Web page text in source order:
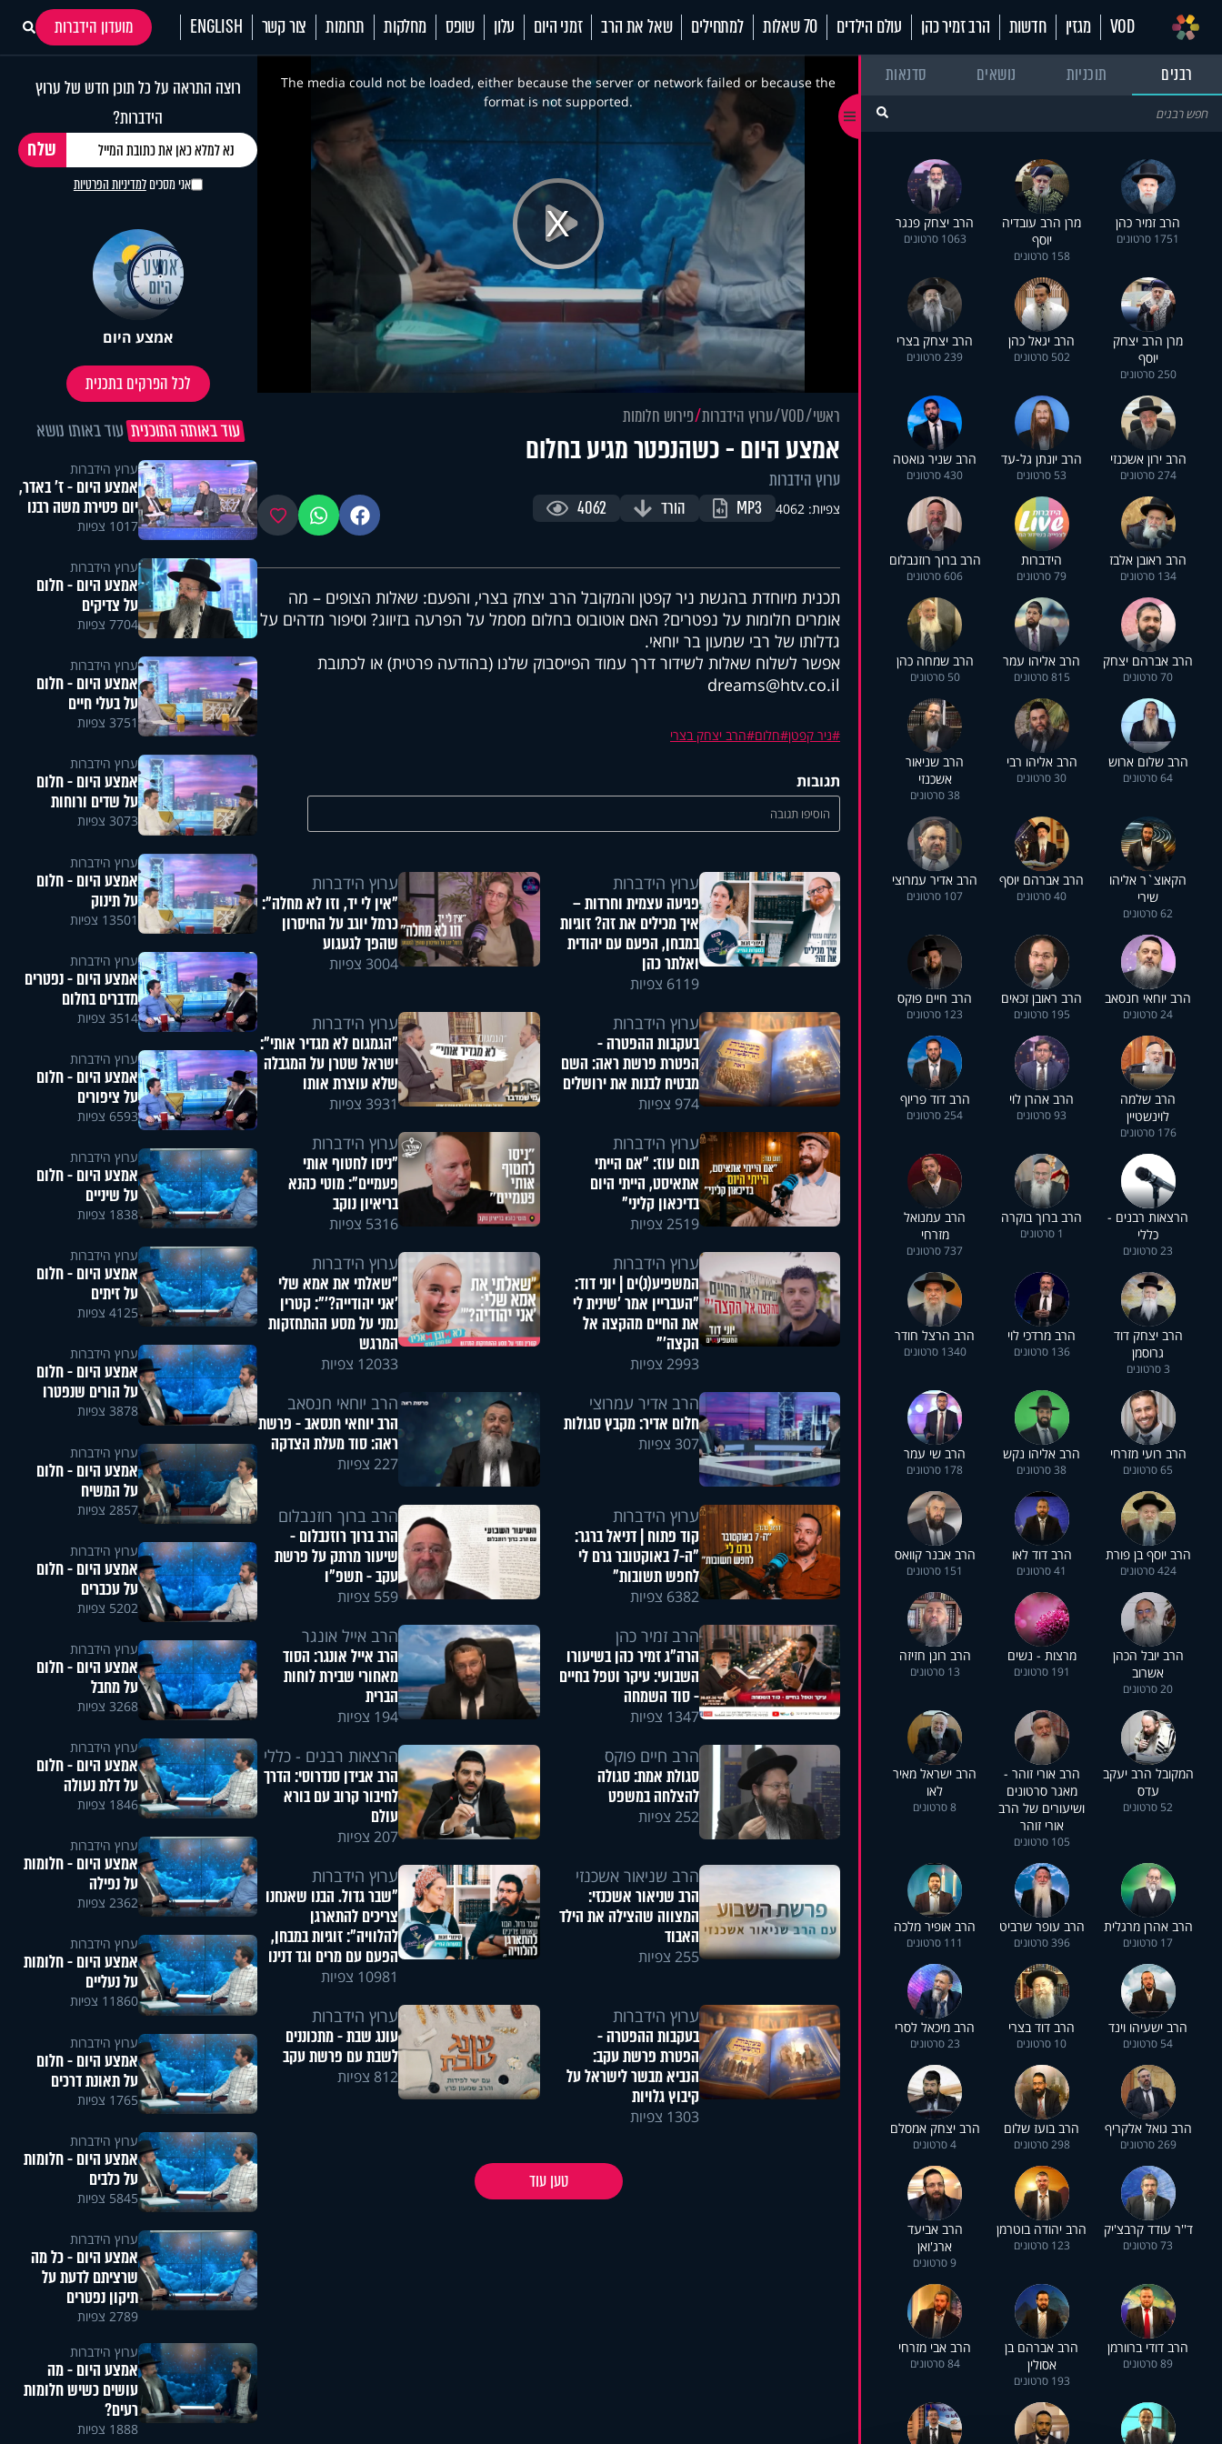
VOD מגזין חדשות הרב זמיר כהן עולם הילדים 70 שאלות למתחילים שאל את הרב זמני היום עלון שופס מחלקות תרומות צור קשר ENGLISH
מועדון הידברות
רבנים
תוכניות נושאים סדנאות
הרב זמיר כהן
1751 סרטונים
מרן הרב עובדיה
יוסף
158 סרטונים
הרב יצחק פנגר
1063 סרטונים
מרן הרב יצחק
יוסף
250 סרטונים
הרב יגאל כהן
502 סרטונים
הרב יצחק בצרי
239 סרטונים
הרב ירון אשכנזי
274 סרטונים
הרב יונתן גל-עד
53 סרטונים
הרב שניר גואטה
430 סרטונים
הרב ראובן אלבז
134 סרטונים
הידברות
79 סרטונים
הרב ברוך רוזנבלום
606 סרטונים
הרב אברהם יצחק
70 סרטונים
הרב אליהו עמר
815 סרטונים
הרב שמחה כהן
50 סרטונים
הרב שלום ארוש
64 סרטונים
הרב אליהו רבי
30 סרטונים
הרב שניאור
אשכנזי
38 סרטונים
הקאוצ`ר אליהו
שירי
62 סרטונים
הרב אברהם יוסף
40 סרטונים
הרב אדיר עמרוצי
107 סרטונים
הרב יוחאי חנסאב
24 סרטונים
הרב ראובן זכאים
195 סרטונים
הרב חיים פוקס
123 סרטונים
הרב שלמה
לוינשטיין
176 סרטונים
הרב אהרן לוי
93 סרטונים
הרב דוד פריוף
254 סרטונים
הרצאות רבנים -
כללי
23 סרטונים
הרב ברוך בוקרה
1 סרטונים
הרב עמנואל
מזרחי
737 סרטונים
הרב יצחק דוד
גרוסמן
3 סרטונים
הרב מרדכי לוי
136 סרטונים
הרב הרצל חודר
1340 סרטונים
הרב רועי מזרחי
65 סרטונים
הרב אליהו נקש
38 סרטונים
הרב שי עמר
178 סרטונים
הרב יוסף בן פורת
424 סרטונים
הרב דוד לאו
41 סרטונים
הרב אבנר קוואס
151 סרטונים
הרב יובל הכהן
אשרוב
20 סרטונים
מרצות - נשים
191 סרטונים
הרב רונן חזיזה
13 סרטונים
המקובל הרב יעקב
עדס
52 סרטונים
הרב אורי זוהר -
מאגר סרטונים
ושיעורים של הרב
אורי זוהר
105 סרטונים
הרב ישראל מאיר
לאו
8 סרטונים
הרב אהרן מרגלית
17 סרטונים
הרב עופר שרביט
396 סרטונים
הרב אופיר מלכה
111 סרטונים
הרב ישעיהו וינד
54 סרטונים
הרב דוד בצרי
10 סרטונים
הרב מיכאל לסרי
23 סרטונים
הרב גואל אלקריף
269 סרטונים
הרב בועז שלום
298 סרטונים
הרב יצחק אמסלם
4 סרטונים
ד''ר עודד קרבצ'יק
73 סרטונים
הרב יהודה בוטרמן
123 סרטונים
הרב אביעד
ארג'ואן
9 סרטונים
הרב דודי ברוורמן
89 סרטונים
הרב אברהם בן
אסולין
193 סרטונים
הרב אבי מזרחי
84 סרטונים
Play
Video
This
modalThe media could not be loaded, either because the server or network failed or because the
format is not supported.
ראשי VOD ערוץ הידברות פירוש חלומות
אמצע היום - כשהנפטר מגיע בחלום
ערוץ הידברות
צפיות: 4062 MP3 הורד 4062 פייסבוקווטסאפ מועדפים
תכנית מיוחדת בהגשת ניר קפטן והמקובל הרב יצחק בצרי, והפעם: שאלות הצופים – מה
אומרים חלומות על נפטרים? האם אוטובוס בחלום מסמל על הפרעה בזיווג? וסיפור מדהים על
גדלותו של רבי שמעון בר יוחאי.
אפשר לשלוח שאלות לשידור דרך עמוד הפייסבוק שלנו (בהודעה פרטית) או לכתובת
dreams@htv.co.il
ניר קפטן חלום הרב יצחק בצרי
תגובות
הוסיפו תגובה
ערוץ הידברות
פגיעה עצמית וחרדות –
איך מכילים את זה? זוגיות
במבחן, הפעם עם יהודית
ואלתר כהן
6119 צפיות
ערוץ הידברות
"אין לי יד, וזו לא מחלה":
כרמל יוגב על החיסרון
שהפך לגעגוע
3004 צפיות
ערוץ הידברות
בעקבות ההפטרה -
הפטרת פרשת ראה: השם
מבטיח לבנות את ירושלים
974 צפיות
ערוץ הידברות
"הגמגום לא מגדיר אותי":
ישראל שטרן על המגבלה
שלא עוצרת אותו
3931 צפיות
ערוץ הידברות
תום עוז: "אם הייתי
אתאיסט, הייתי היום
בדיכאון קליני"
2519 צפיות
ערוץ הידברות
"ניסו לחטוף אותי
פעמיים": מוטי כהנא
בריאיון נוקב
5316 צפיות
ערוץ הידברות
המשפיע(נ)ים | יוני דוד:
"העבריין אמר 'שינית לי
את החיים מהקצה אל
הקצה'"
2993 צפיות
ערוץ הידברות
"שאלתי את אמא שלי
'אני יהודייה?'": קטרין
נמני על מסע ההתחזקות
המרגש
12033 צפיות
הרב אדיר עמרוצי
חלום אדיר: מקבץ סגולות
307 צפיות
הרב יוחאי חנסאב
הרב יוחאי חנסאב - פרשת
ראה: סוד מעלת הצדקה
227 צפיות
ערוץ הידברות
קוד פתוח | דניאל ברגר:
"ה-7 באוקטובר גרם לי
לחפש תשובות"
6382 צפיות
הרב ברוך רוזנבלום
הרב ברוך רוזנבלום -
שיעור מרתק על פרשת
עקב - תשפ"ו
559 צפיות
הרב זמיר כהן
הרה"ג זמיר כהן בשיעורו
השבועי: עיקר וטפל בחיים
- סוד השמחה
1347 צפיות
הרב אייל אונגר
הרב אייל אונגר: הסוד
מאחורי שבירת לוחות
הברית
194 צפיות
הרב חיים פוקס
סגולת אמת: סגולה
להצלחה במשפט
252 צפיות
הרצאות רבנים - כללי
הרב אבידן סנדרוסי: הדרך
לחיבור קרוב עם בורא
עולם
207 צפיות
הרב שניאור אשכנזי
הרב שניאור אשכנזי:
המצווה שהצילה את הילד
האבוד
255 צפיות
ערוץ הידברות
"שבר גדול. הבנו שאנחנו
צריכים להתארגן
להלוויה": זוגיות במבחן,
הפעם עם מרים וגד דנינו
10981 צפיות
ערוץ הידברות
בעקבות ההפטרה -
הפטרת פרשת עקב:
הנביא מבשר לישראל על
קיבוץ גלויות
1303 צפיות
ערוץ הידברות
עונג שבת - מתכוננים
לשבת עם פרשת עקב
812 צפיות
טען עוד
רוצה התראה על כל תוכן חדש של ערוץ
הידברות?
אני מסכיםלמדיניות הפרטיות
אמצע היום
לכל הפרקים בתכנית
עוד באותה התוכנית עוד באותו נושא
ערוץ הידברות
אמצע היום - ז' באדר,
יום פטירת משה רבנו
1017 צפיות
ערוץ הידברות
אמצע היום - חלום
על צדיקים
7704 צפיות
ערוץ הידברות
אמצע היום - חלום
על בעלי חיים
3751 צפיות
ערוץ הידברות
אמצע היום - חלום
על שדים ורוחות
3073 צפיות
ערוץ הידברות
אמצע היום - חלום
על תינוק
13501 צפיות
ערוץ הידברות
אמצע היום - נפטרים
מדברים בחלום
3514 צפיות
ערוץ הידברות
אמצע היום - חלום
על ציפורים
6593 צפיות
ערוץ הידברות
אמצע היום - חלום
על שיניים
1838 צפיות
ערוץ הידברות
אמצע היום - חלום
על זיתים
4125 צפיות
ערוץ הידברות
אמצע היום - חלום
על הורים שנפטרו
3878 צפיות
ערוץ הידברות
אמצע היום - חלום
על המשיח
2857 צפיות
ערוץ הידברות
אמצע היום - חלום
על עכברים
5202 צפיות
ערוץ הידברות
אמצע היום - חלום
על מחבל
3268 צפיות
ערוץ הידברות
אמצע היום - חלום
על דלת נעולה
1846 צפיות
ערוץ הידברות
אמצע היום - חלומות
על נפילה
2362 צפיות
ערוץ הידברות
אמצע היום - חלומות
על נעליים
11860 צפיות
ערוץ הידברות
אמצע היום - חלום
על תאונת דרכים
1765 צפיות
ערוץ הידברות
אמצע היום - חלומות
על כלבים
5845 צפיות
ערוץ הידברות
אמצע היום - כל מה
שרציתם לדעת על
תיקון נפטרים
2789 צפיות
ערוץ הידברות
אמצע היום - מה
עושים כשיש חלומות
רעים?
1888 צפיות